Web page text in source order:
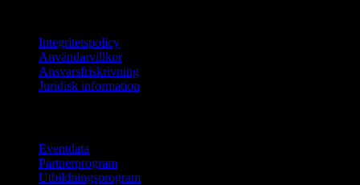
Integritetspolicy
Användarvillkor
Ansvarsfriskrivning
Juridisk information
Eventdata
Partnerprogram
Utbildningsprogram